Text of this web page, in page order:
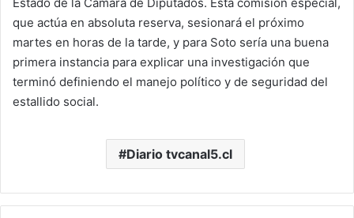
que actúa en absoluta reserva, sesionará el próximo
martes en horas de la tarde, y para Soto sería una buena
primera instancia para explicar una investigación que
terminó definiendo el manejo político y de seguridad del
estallido social.
Diario tvcanal5.cl